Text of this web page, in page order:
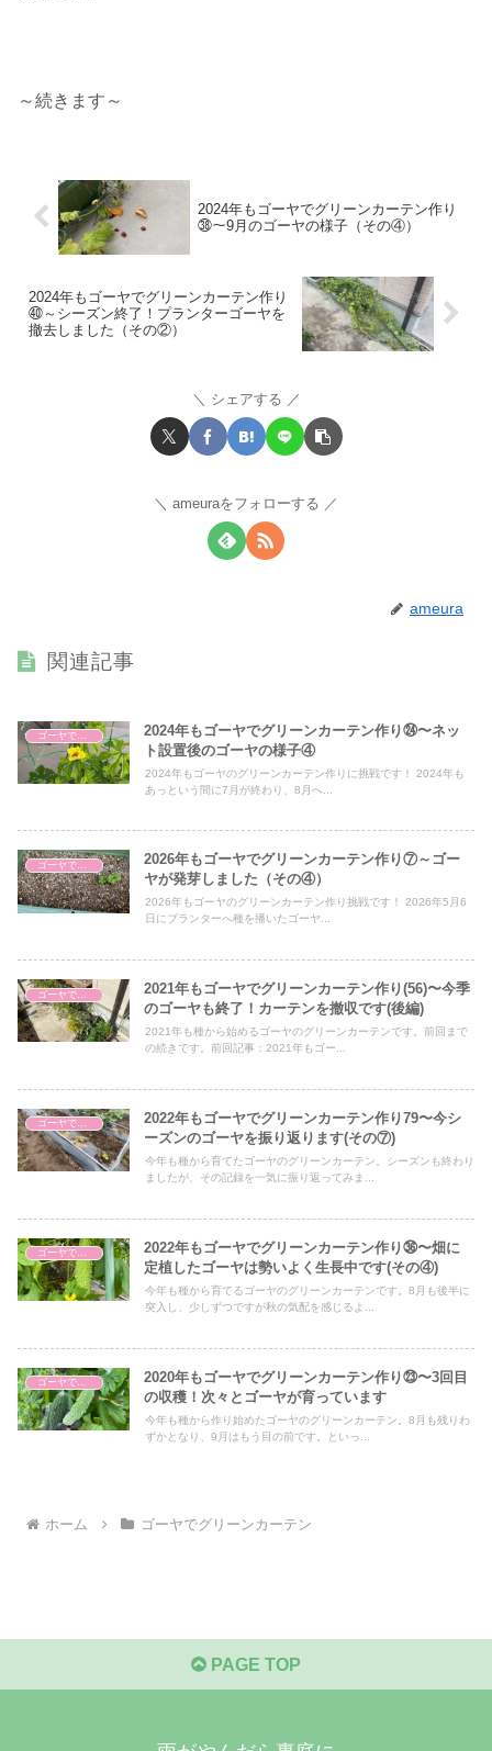
～続きます～
2024年もゴーヤでグリーンカーテン作り
㊳〜9月のゴーヤの様子（その④）
2024年もゴーヤでグリーンカーテン作り
㊵～シーズン終了！プランターゴーヤを
撤去しました（その②）
シェアする
ameuraをフォローする
ameura
関連記事
2024年もゴーヤでグリーンカーテン作り㉔〜ネッ
ト設置後のゴーヤの様子④
2024年もゴーヤのグリーンカーテン作りに挑戦です！ 2024年も
あっという間に7月が終わり、8月へ...
2026年もゴーヤでグリーンカーテン作り⑦～ゴー
ヤが発芽しました（その④）
2026年もゴーヤのグリーンカーテン作り挑戦です！ 2026年5月6
日にプランターへ種を播いたゴーヤ...
2021年もゴーヤでグリーンカーテン作り(56)〜今季
のゴーヤも終了！カーテンを撤収です(後編)
2021年も種から始めるゴーヤのグリーンカーテンです。前回まで
の続きです。前回記事：2021年もゴー...
ゴーヤでグリーンカーテン
2022年もゴーヤでグリーンカーテン作り79〜今シ
ーズンのゴーヤを振り返ります(その⑦)
今年も種から育てたゴーヤのグリーンカーテン。シーズンも終わり
ましたが、その記録を一気に振り返ってみま...
ゴーヤでグリーンカーテン
2022年もゴーヤでグリーンカーテン作り㊱〜畑に
定植したゴーヤは勢いよく生長中です(その④)
今年も種から育てるゴーヤのグリーンカーテンです。8月も後半に
突入し、少しずつですが秋の気配を感じるよ...
ゴーヤでグリーンカーテン
2020年もゴーヤでグリーンカーテン作り㉓〜3回目
の収穫！次々とゴーヤが育っています
今年も種から作り始めたゴーヤのグリーンカーテン。8月も残りわ
ずかとなり、9月はもう目の前です。といっ...
ホーム ゴーヤでグリーンカーテン
PAGE TOP